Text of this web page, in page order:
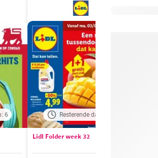
6 Resterende dagen: 2
Lidl Folder week 32